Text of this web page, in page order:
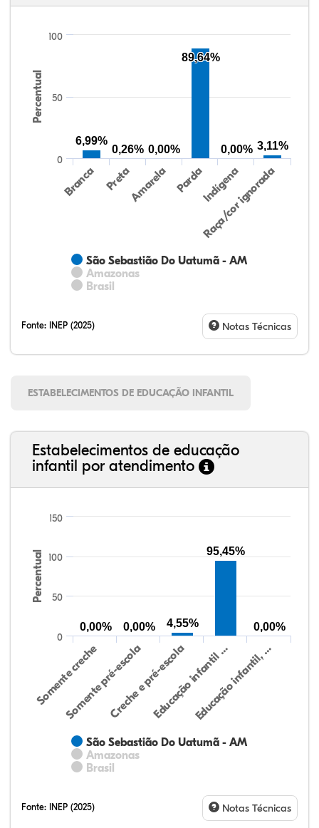
Percentual
São Sebastião Do Uatumã - AM
Amazonas
Brasil
Branca PretaAmarela PardaIndígena
Raça/cor ignorada
0
50
100
6,99%
0,26% 0,00%
89,64%
0,00% 3,11%
Fonte: INEP (2025) Notas Técnicas
ESTABELECIMENTOS DE EDUCAÇÃO INFANTIL
Estabelecimentos de educação
infantil por atendimento
Percentual
São Sebastião Do Uatumã - AM
Amazonas
Brasil
Somente creche
Somente pré-escolaCreche e pré-escolaEducação infantil …
Educação infantil, …
0
50
100
150
0,00% 0,00% 4,55%
95,45%
0,00%
Fonte: INEP (2025) Notas Técnicas